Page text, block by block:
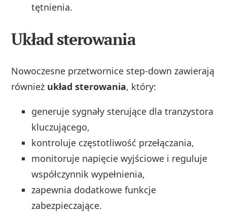
tętnienia.
Układ sterowania
Nowoczesne przetwornice step-down zawierają
również układ sterowania, który:
generuje sygnały sterujące dla tranzystora
kluczującego,
kontroluje częstotliwość przełączania,
monitoruje napięcie wyjściowe i reguluje
współczynnik wypełnienia,
zapewnia dodatkowe funkcje
zabezpieczające.